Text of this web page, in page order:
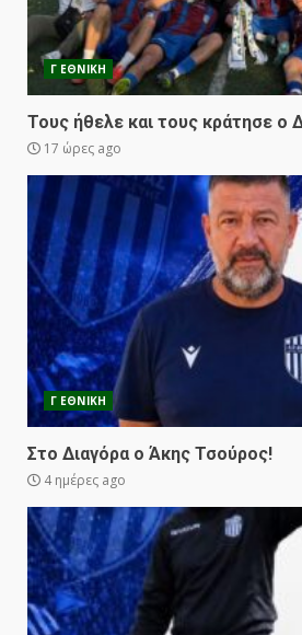
Γ ΕΘΝΙΚΗ
Τους ήθελε και τους κράτησε ο
17 ώρες ago
Γ ΕΘΝΙΚΗ
Στο Διαγόρα ο Άκης Τσούρος!
4 ημέρες ago